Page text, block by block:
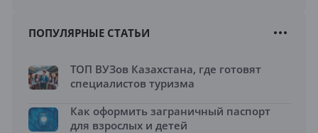
ПОПУЛЯРНЫЕ СТАТЬИ
ТОП ВУЗов Казахстана, где готовят
специалистов туризма
Как оформить заграничный паспорт
для взрослых и детей